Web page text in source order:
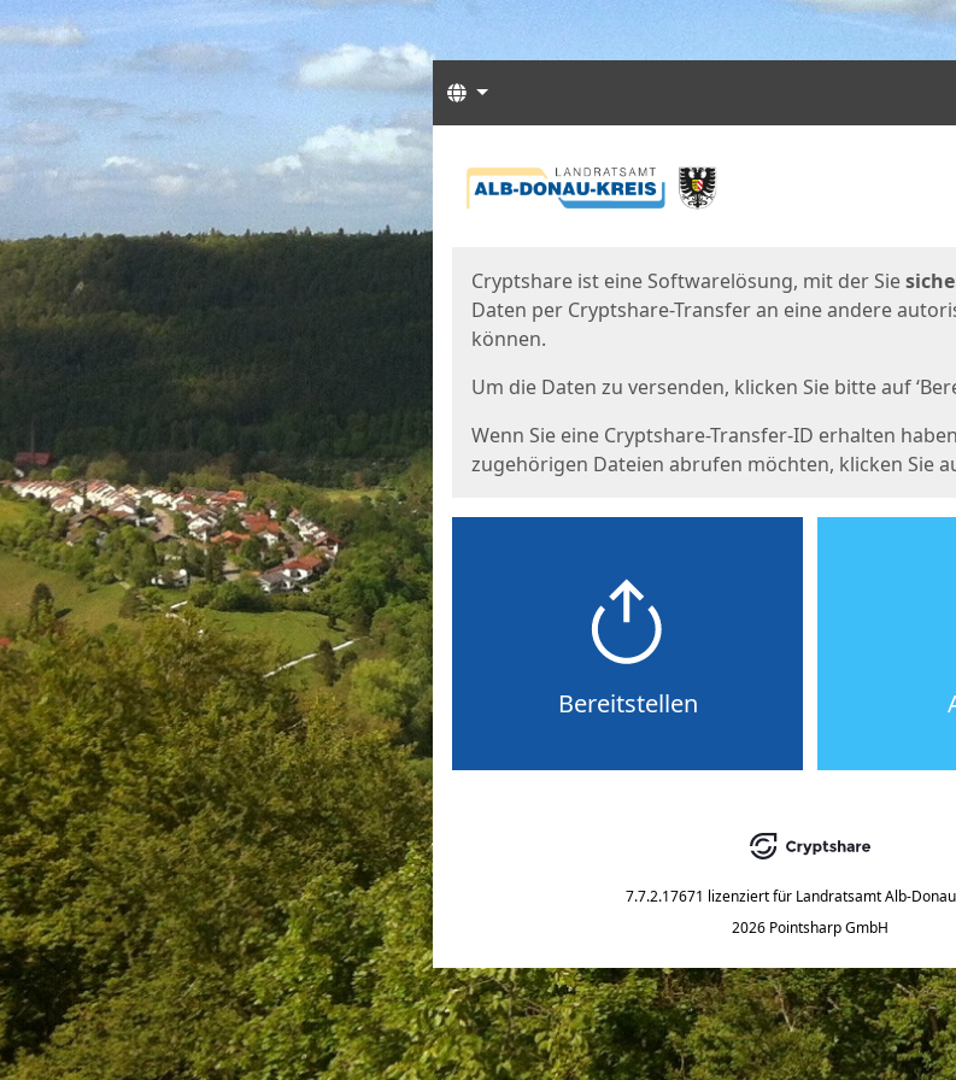
Sprachen
Cryptshare ist eine Softwarelösung, mit der Sie
Daten per Cryptshare-Transfer an eine andere
können.
Um die Daten zu versenden, klicken Sie bitte auf
Wenn Sie eine Cryptshare-Transfer-ID erhalten
zugehörigen Dateien abrufen möchten, klicken Sie
Bereitstellen
7.7.2.17671 lizenziert für Landratsamt Alb-
2026 Pointsharp GmbH